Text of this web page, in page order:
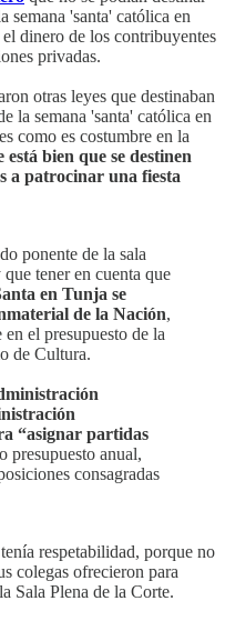
semana 'santa' católica en
dinero de los contribuyentes
privadas.
otras leyes que destinaban
la semana 'santa' católica en
como es costumbre en la
bien que se destinen
a patrocinar una fiesta
ponente de la sala
que tener en cuenta que
en Tunja se
de la Nación,
el presupuesto de la
de Cultura.
“asignar partidas
presupuesto anual,
consagradas
respetabilidad, porque no
colegas ofrecieron para
Sala Plena de la Corte.